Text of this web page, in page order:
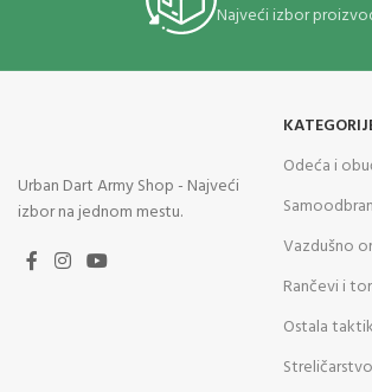
Najveći izbor
Urban Dart Army Shop - Najveći
izbor na jednom mestu.
Odeća i
Vazdušno
Rančevi i
Ostala
Streličarstvo